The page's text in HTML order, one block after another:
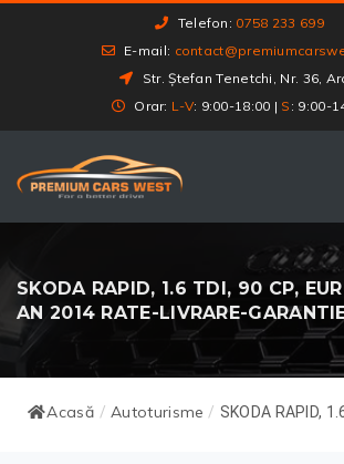
Telefon: 0758 233 699
E-mail:
Str. Ștefan Tenetchi, Nr. 36,
Orar: L-V: 9:00-18:00 | S : 9:00-
SKODA RAPID, 1.6 TDI, 90 CP,
AN 2014 RATE-LIVRARE-
Acasă / Autoturisme / SKODA RAPID,